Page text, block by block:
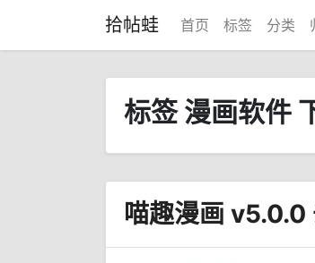
拾帖蛙 首页 标签 分类
标签 漫画软件
喵趣漫画 v5.0.0